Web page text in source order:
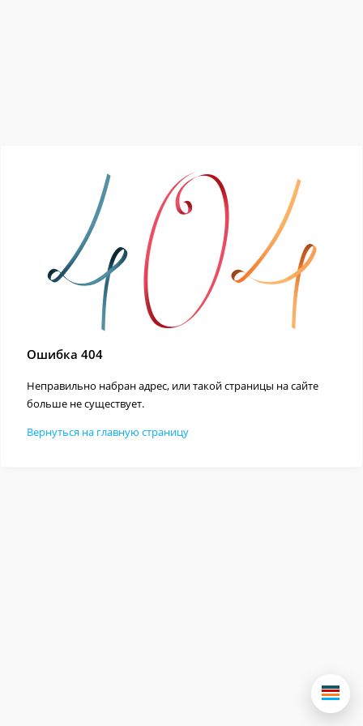
Ошибка 404
Неправильно набран адрес, или такой страницы на сайте
больше не существует.
Вернуться на главную страницу